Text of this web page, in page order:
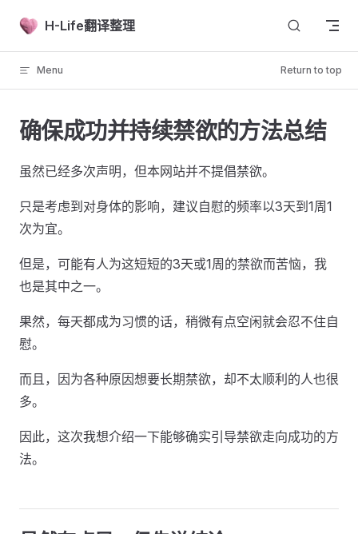
Skip to content
H-Life翻译整理
Menu Return to top
确保成功并持续禁欲的方法总结
虽然已经多次声明，但本网站并不提倡禁欲。
只是考虑到对身体的影响，建议自慰的频率以3天到1周1
次为宜。
但是，可能有人为这短短的3天或1周的禁欲而苦恼，我
也是其中之一。
果然，每天都成为习惯的话，稍微有点空闲就会忍不住自
慰。
而且，因为各种原因想要长期禁欲，却不太顺利的人也很
多。
因此，这次我想介绍一下能够确实引导禁欲走向成功的方
法。